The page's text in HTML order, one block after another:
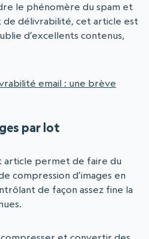
le phénomère du spam et
de délivrabilité, cet article est
d’excellents contenus,
email : une brève
par lot
article permet de faire du
compression d’images en
de façon assez fine la